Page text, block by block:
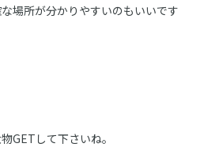
場所が分かりやすいのもいいです
GETして下さいね。